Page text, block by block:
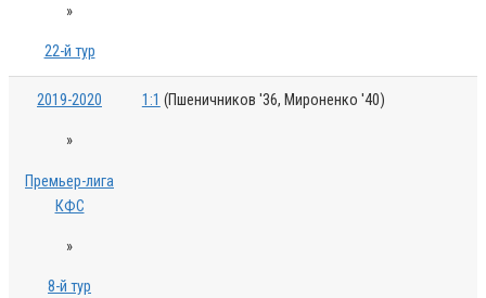
»
22-й тур
2019-2020
»
Премьер-лига
КФС
»
8-й тур
1:1 (Пшеничников '36, Мироненко '40)